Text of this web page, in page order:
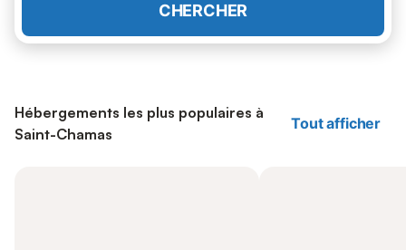
CHERCHER
Hébergements les plus populaires à
Saint-Chamas
Tout afficher